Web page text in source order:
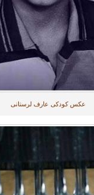
عکس کودکی عارف لرستانی